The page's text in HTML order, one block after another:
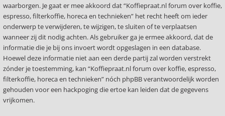
waarborgen. Je gaat er mee akkoord dat “Koffiepraat.nl forum over koffie,
espresso, filterkoffie, horeca en technieken” het recht heeft om ieder
onderwerp te verwijderen, te wijzigen, te sluiten of te verplaatsen
wanneer zij dit nodig achten. Als gebruiker ga je ermee akkoord, dat de
informatie die je bij ons invoert wordt opgeslagen in een database.
Hoewel deze informatie niet aan een derde partij zal worden verstrekt
zónder je toestemming, kan “Koffiepraat.nl forum over koffie, espresso,
filterkoffie, horeca en technieken” nóch phpBB verantwoordelijk worden
gehouden voor een hackpoging die ertoe kan leiden dat de gegevens
vrijkomen.